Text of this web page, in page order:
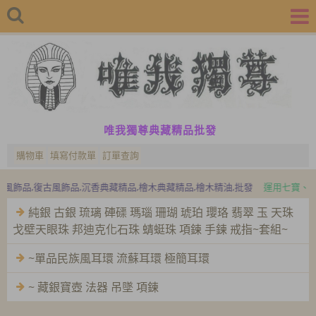
唯我獨尊典藏精品批發
購物車 填寫付款單 訂單查詢
泊爾飾品,吉普賽飾品,波希米亞風飾品 民族風飾品,復古風飾品,沉香典藏
純銀 古銀 琉璃 硨磲 瑪瑙 珊瑚 琥珀 瓔珞 翡翠 玉 天珠
戈壁天眼珠 邦迪克化石珠 蜻蜓珠 項鍊 手鍊 戒指~套組~
~單品民族風耳環 流蘇耳環 極簡耳環
~ 藏銀寶壺 法器 吊墜 項鍊